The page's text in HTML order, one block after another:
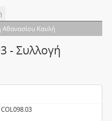
Αθανασίου Κανλή
- Συλλογή
COL098.03